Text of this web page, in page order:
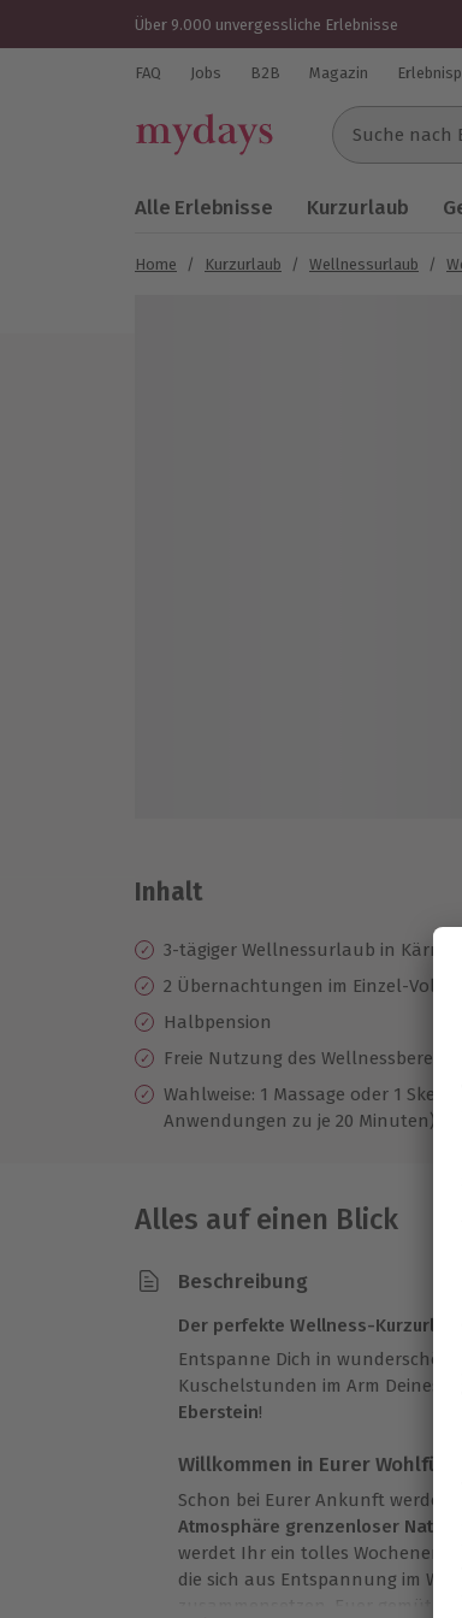
Über 9.000 unvergessliche Erlebnisse
FAQ Jobs B2B Magazin
Suche nach
Alle Erlebnisse Kurzurlaub
Home / Kurzurlaub / Wellnessurlaub /
Inhalt
3-tägiger Wellnessurlaub in Kärnten
2 Übernachtungen im Einzel-
Halbpension
Freie Nutzung des Wellnessbereichs
Wahlweise: 1 Massage oder 1
Anwendungen zu je 20 Minuten)
Alles auf einen Blick
Beschreibung
Der perfekte Wellness-
Entspanne Dich in
Kuschelstunden im Arm Deines
Eberstein!
Willkommen in Eurer
Schon bei Eurer Ankunft werdet
Atmosphäre grenzenloser Natur
werdet Ihr ein tolles
die sich aus Entspannung im